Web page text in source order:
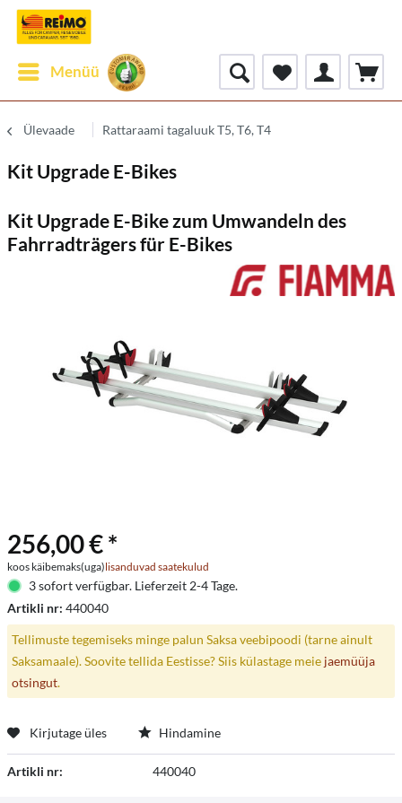
Menüü
Ülevaade Rattaraami tagaluuk T5, T6, T4
Kit Upgrade E-Bikes
Kit Upgrade E-Bike zum Umwandeln des
Fahrradträgers für E-Bikes
256,00 € *
koos käibemaks(uga)lisanduvad saatekulud
3 sofort verfügbar. Lieferzeit 2-4 Tage.
Artikli nr: 440040
Tellimuste tegemiseks minge palun Saksa veebipoodi (tarne ainult
Saksamaale). Soovite tellida Eestisse? Siis külastage meie jaemüüja
otsingut.
Kirjutage üles Hindamine
Artikli nr: 440040